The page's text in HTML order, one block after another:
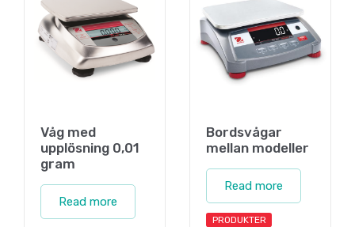
Våg med
upplösning 0,01
gram
Read more
Bordsvågar
mellan modeller
Read more
PRODUKTER